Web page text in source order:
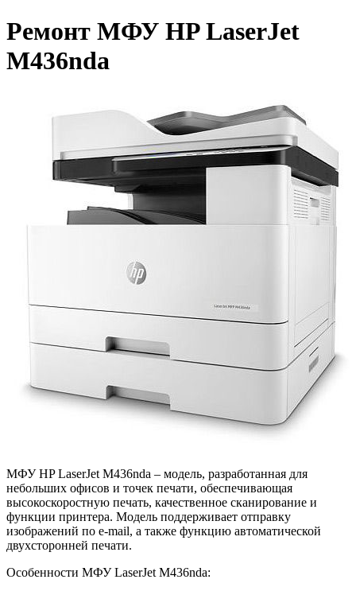
Ремонт МФУ HP LaserJet
M436nda
МФУ HP LaserJet M436nda – модель, разработанная для
небольших офисов и точек печати, обеспечивающая
высокоскоростную печать, качественное сканирование и
функции принтера. Модель поддерживает отправку
изображений по e-mail, а также функцию автоматической
двухсторонней печати.
Особенности МФУ LaserJet M436nda: